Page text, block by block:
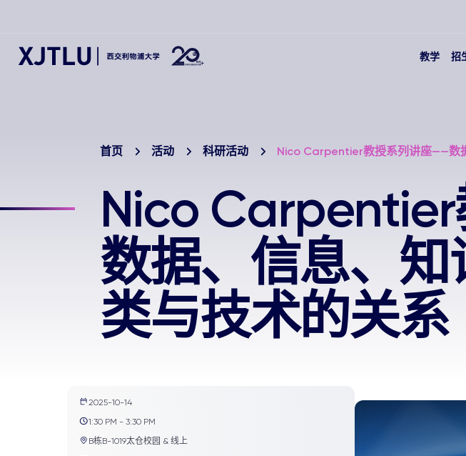
教学 招
首页 活动 科研活动 Nico Carpentier教授系列讲座——数
Nico
数据、信息、
类与技术的关系
2025-10-14
1:30 PM - 3:30 PM
B栋B-1019太仓校园 & 线上